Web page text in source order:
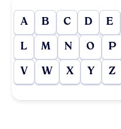
A B C D E
L M N O P
V W X Y Z